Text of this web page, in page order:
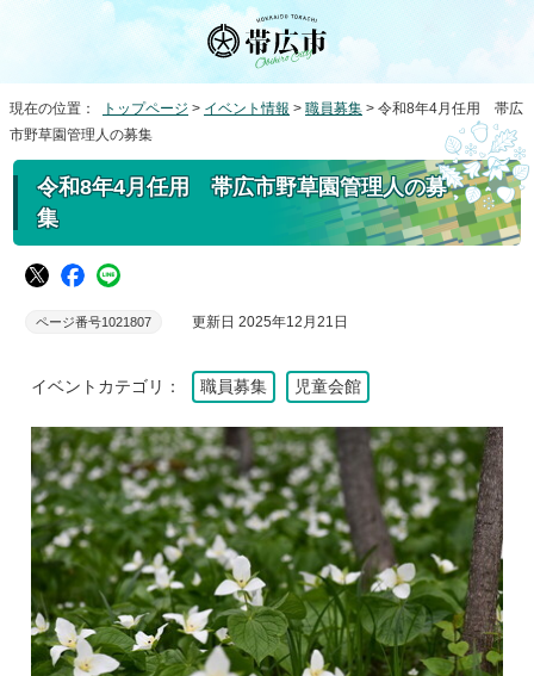
現在の位置： トップページ > イベント情報 > 職員募集 > 令和8年4月任用 帯広
市野草園管理人の募集
令和8年4月任用 帯広市野草園管理人の募
集
ページ番号1021807 更新日 2025年12月21日
イベントカテゴリ： 職員募集 児童会館